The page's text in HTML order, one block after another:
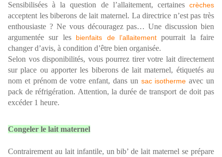
Sensibilisées à la question de l’allaitement, certaines crèches
acceptent les biberons de lait maternel. La directrice n’est pas très
enthousiaste ? Ne vous découragez pas… Une discussion bien
argumentée sur les bienfaits de l’allaitement pourrait la faire
changer d’avis, à condition d’être bien organisée.
Selon vos disponibilités, vous pourrez tirer votre lait directement
sur place ou apporter les biberons de lait maternel, étiquetés au
nom et prénom de votre enfant, dans un sac isotherme avec un
pack de réfrigération. Attention, la durée de transport de doit pas
excéder 1 heure.
Congeler le lait maternel
Contrairement au lait infantile, un bib’ de lait maternel se prépare